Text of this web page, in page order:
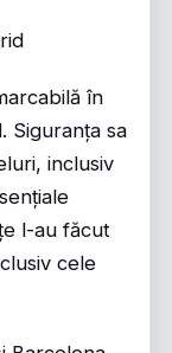
în
Siguranța sa
inclusiv
l-au făcut
cele